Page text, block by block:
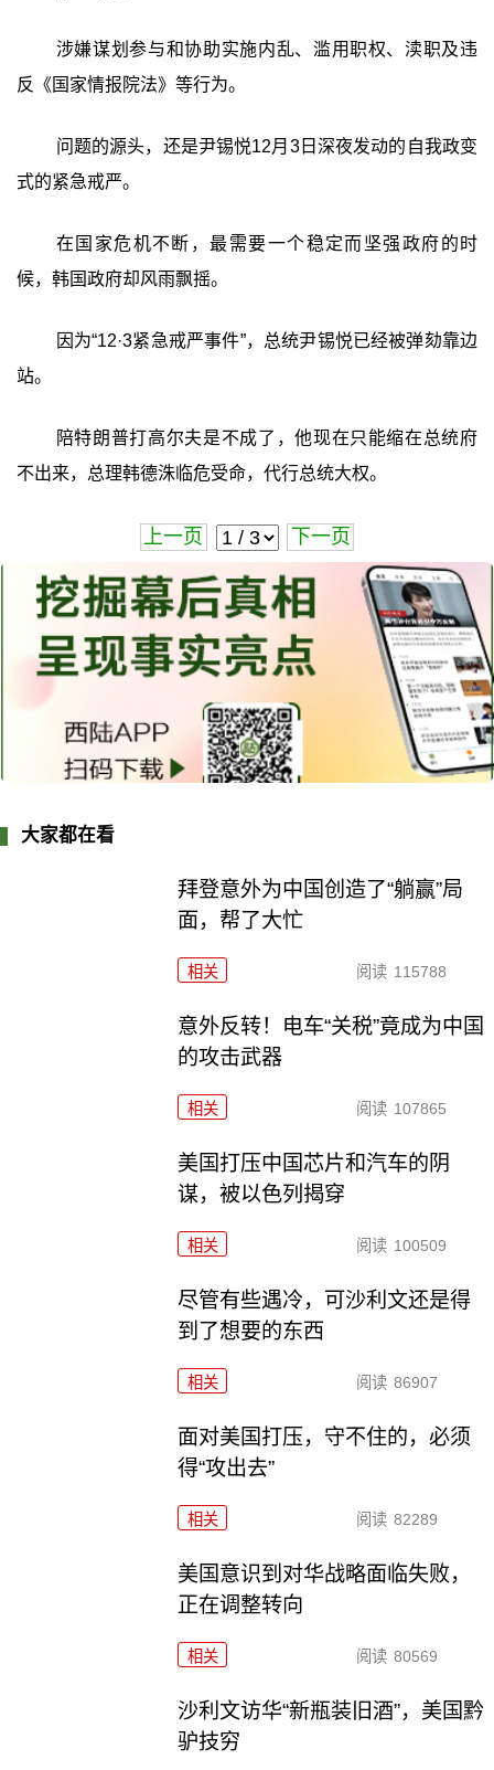
涉嫌谋划参与和协助实施内乱、滥用职权、渎职及违
反《国家情报院法》等行为。
问题的源头，还是尹锡悦12月3日深夜发动的自我政变
式的紧急戒严。
在国家危机不断，最需要一个稳定而坚强政府的时
候，韩国政府却风雨飘摇。
因为“12·3紧急戒严事件”，总统尹锡悦已经被弹劾靠边
站。
陪特朗普打高尔夫是不成了，他现在只能缩在总统府
不出来，总理韩德洙临危受命，代行总统大权。
上一页 下一页
大家都在看
拜登意外为中国创造了“躺赢”局
面，帮了大忙
相关 阅读 115788
意外反转！电车“关税”竟成为中国
的攻击武器
相关 阅读 107865
美国打压中国芯片和汽车的阴
谋，被以色列揭穿
相关 阅读 100509
尽管有些遇冷，可沙利文还是得
到了想要的东西
相关 阅读 86907
面对美国打压，守不住的，必须
得“攻出去”
相关 阅读 82289
美国意识到对华战略面临失败，
正在调整转向
相关 阅读 80569
沙利文访华“新瓶装旧酒”，美国黔
驴技穷